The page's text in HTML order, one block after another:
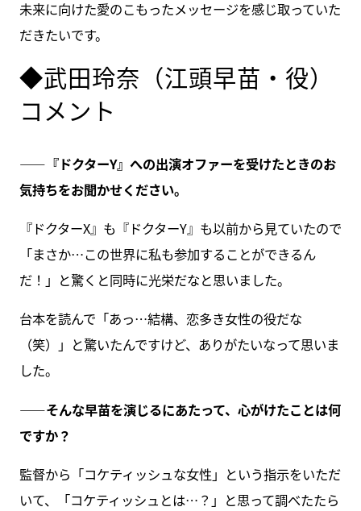
未来に向けた愛のこもったメッセージを感じ取っていた
だきたいです。
◆武田玲奈（江頭早苗・役）
コメント
――『ドクターY』への出演オファーを受けたときのお
気持ちをお聞かせください。
『ドクターX』も『ドクターY』も以前から見ていたので
「まさか…この世界に私も参加することができるん
だ！」と驚くと同時に光栄だなと思いました。
台本を読んで「あっ…結構、恋多き女性の役だな
（笑）」と驚いたんですけど、ありがたいなって思いま
した。
――そんな早苗を演じるにあたって、心がけたことは何
ですか？
監督から「コケティッシュな女性」という指示をいただ
いて、「コケティッシュとは…？」と思って調べたたら